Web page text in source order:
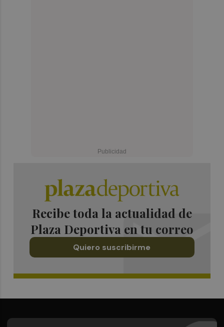
Recibe toda la actualidad de
Plaza Deportiva en tu correo
Quiero suscribirme